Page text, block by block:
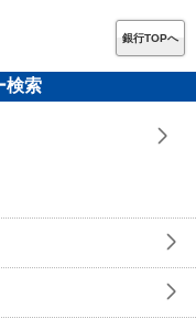
銀行TOPへ
検索